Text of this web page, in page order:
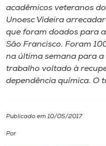
Internacionalização
I.nova
Diplomados
acadêmicos veteranos
Unoesc Videira
que foram doados para
São Francisco. Foram
na ​ú​ltima semana para
trabalho voltado ​à​
dependência química. O
Publicado em 10/05/2017
Por